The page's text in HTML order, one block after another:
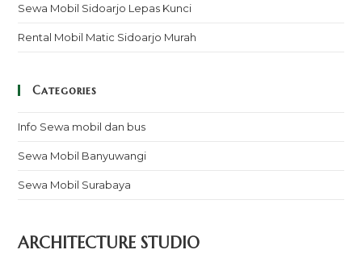
Sewa Mobil Sidoarjo Lepas Kunci
Rental Mobil Matic Sidoarjo Murah
Categories
Info Sewa mobil dan bus
Sewa Mobil Banyuwangi
Sewa Mobil Surabaya
ARCHITECTURE STUDIO